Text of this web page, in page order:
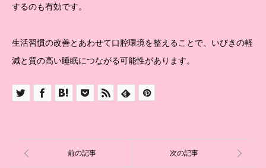
するのも有効です。
生活習慣の改善とあわせて口腔環境を整えることで、いびきの軽
減と質の高い睡眠につながる可能性があります。